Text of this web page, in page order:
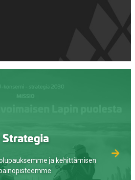
Strategia
ja kehittämisen